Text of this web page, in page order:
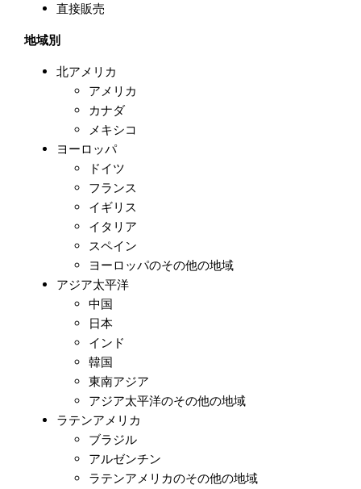
直接販売
地域別
北アメリカ
アメリカ
カナダ
メキシコ
ヨーロッパ
ドイツ
フランス
イギリス
イタリア
スペイン
ヨーロッパのその他の地域
アジア太平洋
中国
日本
インド
韓国
東南アジア
アジア太平洋のその他の地域
ラテンアメリカ
ブラジル
アルゼンチン
ラテンアメリカのその他の地域